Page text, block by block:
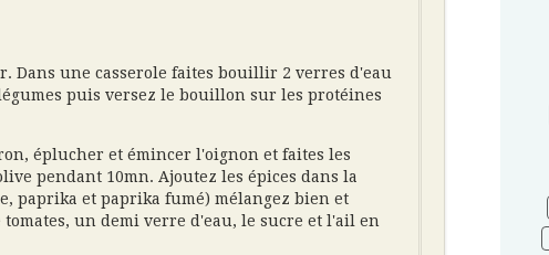
Dans une casserole faites bouillir 2 verres d'eau
puis versez le bouillon sur les protéines
éplucher et émincer l'oignon et faites les
pendant 10mn. Ajoutez les épices dans la
paprika et paprika fumé) mélangez bien et
un demi verre d'eau, le sucre et l'ail en